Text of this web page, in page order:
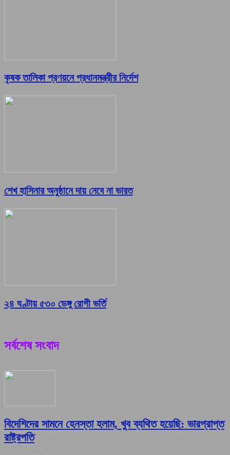
কৃষক তালিকা প্রণয়নে প্রধানমন্ত্রীর নির্দেশ
শেখ হাসিনার অনুষ্ঠানে দায় নেবে না ভারত
২৪ ঘণ্টায় ৫৩০ ডেঙ্গু রোগী ভর্তি
সর্বশেষ সংবাদ
বিদেশিদের সামনে হেনস্তা হলাম, খুব ব্যথিত হয়েছি: ভারপ্রাপ্ত
রাষ্ট্রপতি